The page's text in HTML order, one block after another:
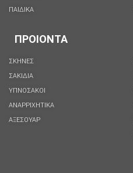
ΠΑΙΔΙΚΑ
ΠΡΟΙΟΝΤΑ
ΣΚΗΝΕΣ
ΣΑΚΙΔΙΑ
ΥΠΝΟΣΑΚΟΙ
ΑΝΑΡΡΙΧΗΤΙΚΑ
ΑΞΕΣΟΥΑΡ